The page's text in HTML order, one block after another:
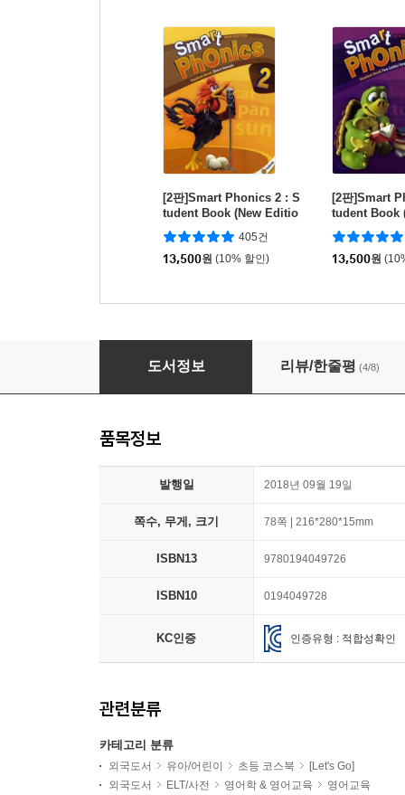
[2판]Smart Phonics 2 : S
tudent Book (New Editio
n)
405건
13,500원 (10% 할인)
[2판]Smart
tudent Book
n)
13,500원
[5판]Let's Go 5 : Student Book
도서정보 리뷰/한줄평 (4/8)
품목정보
발행일 2018년 09월 19일
쪽수, 무게, 크기 78쪽 | 216*280*15mm
ISBN13 9780194049726
ISBN10 0194049728
KC인증 인증유형 : 적합성확인
관련분류
카테고리 분류
외국도서 유아/어린이 초등 코스북
[Let's Go]
외국도서
ELT/사전 영어학 & 영어교육
영어교육